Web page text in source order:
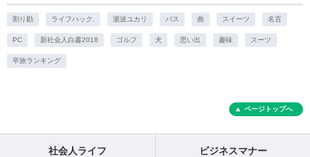
割り勘 ライフハック. 瀧波ユカリ バス 曲 スイーツ 名言
PC 新社会人白書2018 ゴルフ 犬 思い出 趣味 スーツ
卒旅ランキング
ページトップへ
社会人ライフ ビジネスマナー